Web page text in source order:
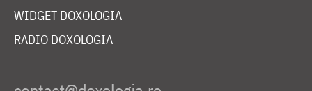
WIDGET DOXOLOGIA
RADIO DOXOLOGIA